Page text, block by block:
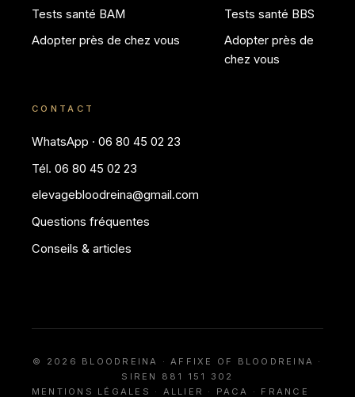
Tests santé BAM
Adopter près de chez vous
Tests santé BBS
Adopter près de
chez vous
CONTACT
WhatsApp · 06 80 45 02 23
Tél. 06 80 45 02 23
elevagebloodreina@gmail.com
Questions fréquentes
Conseils & articles
© 2026 BLOODREINA · AFFIXE OF BLOODREINA ·
SIREN 881 151 302
MENTIONS LÉGALES
· ALLIER · PACA · FRANCE